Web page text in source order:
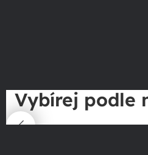
Vybírej podle